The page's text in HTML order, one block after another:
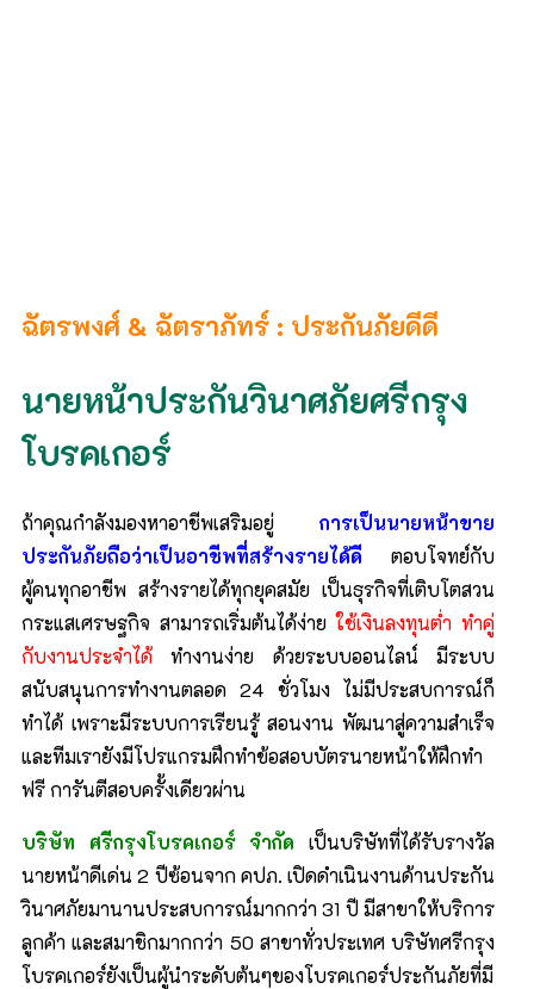
ฉัตรพงศ์ & ฉัตราภัทร์ : ประกันภัยดีดี
นายหน้าประกันวินาศภัยศรีกรุง
โบรคเกอร์
ถ้าคุณกำลังมองหาอาชีพเสริมอยู่ การเป็นนายหน้าขาย
ประกันภัยถือว่าเป็นอาชีพที่สร้างรายได้ดี ตอบโจทย์กับ
ผู้คนทุกอาชีพ สร้างรายได้ทุกยุคสมัย เป็นธุรกิจที่เติบโตสวน
กระแสเศรษฐกิจ สามารถเริ่มต้นได้ง่ายใช้เงินลงทุนต่ำ ทำคู่
กับงานประจำได้ ทำงานง่าย ด้วยระบบออนไลน์ มีระบบ
สนับสนุนการทำงานตลอด 24 ชั่วโมง ไม่มีประสบการณ์ก็
ทำได้ เพราะมีระบบการเรียนรู้ สอนงาน พัฒนาสู่ความสำเร็จ
และทีมเรายังมีโปรแกรมฝึกทำข้อสอบบัตรนายหน้าให้ฝึกทำ
ฟรี การันตีสอบครั้งเดียวผ่าน
บริษัท ศรีกรุงโบรคเกอร์ จำกัด เป็นบริษัทที่ได้รับรางวัล
นายหน้าดีเด่น 2 ปีซ้อนจาก คปภ. เปิดดำเนินงานด้านประกัน
วินาศภัยมานานประสบการณ์มากกว่า 31 ปี มีสาขาให้บริการ
ลูกค้า และสมาชิกมากกว่า 50 สาขาทั่วประเทศ บริษัทศรีกรุง
โบรคเกอร์ยังเป็นผู้นำระดับต้นๆของโบรคเกอร์ประกันภัยที่มี